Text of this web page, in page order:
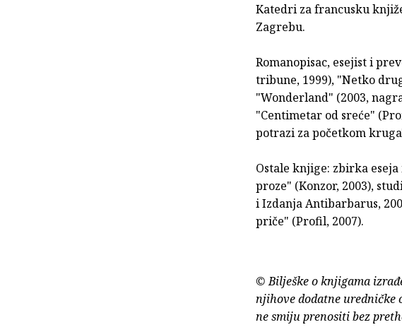
Katedri za francusku
Zagrebu.
Romanopisac, esejist i
tribune, 1999), "Netko
"Wonderland" (2003,
"Centimetar od sreće"
potrazi za početkom
Ostale knjige: zbirka
proze" (Konzor, 2003),
i Izdanja Antibarbarus,
priče" (Profil, 2007).
© Bilješke o knjigama
njihove dodatne uredničke
ne smiju prenositi bez